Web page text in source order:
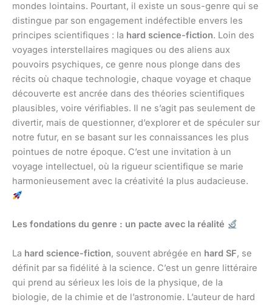
mondes lointains. Pourtant, il existe un sous-genre qui se
distingue par son engagement indéfectible envers les
principes scientifiques : la hard science-fiction. Loin des
voyages interstellaires magiques ou des aliens aux
pouvoirs psychiques, ce genre nous plonge dans des
récits où chaque technologie, chaque voyage et chaque
découverte est ancrée dans des théories scientifiques
plausibles, voire vérifiables. Il ne s’agit pas seulement de
divertir, mais de questionner, d’explorer et de spéculer sur
notre futur, en se basant sur les connaissances les plus
pointues de notre époque. C’est une invitation à un
voyage intellectuel, où la rigueur scientifique se marie
harmonieusement avec la créativité la plus audacieuse.
Les fondations du genre : un pacte avec la réalité
La hard science-fiction, souvent abrégée en hard SF, se
définit par sa fidélité à la science. C’est un genre littéraire
qui prend au sérieux les lois de la physique, de la
biologie, de la chimie et de l’astronomie. L’auteur de hard